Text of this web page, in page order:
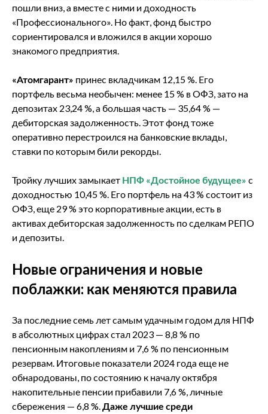
пошли вниз, а вместе с ними и доходность
«Профессионального». Но факт, фонд быстро
сориентировался и вложился в акции хорошо
знакомого предприятия.
«Атомгарант» принес вкладчикам 12,15 %. Его
портфель весьма необычен: менее 15 % в ОФЗ, зато на
депозитах 23,24 %, а большая часть — 35,64 % —
дебиторская задолженность. Этот фонд тоже
оперативно перестроился на банковские вклады,
ставки по которым били рекорды.
Тройку лучших замыкает НПФ «Достойное будущее» с
доходностью 10,45 %. Его портфель на 43 % состоит из
ОФЗ, еще 29 % это корпоративные акции, есть в
активах дебиторская задолженность по сделкам РЕПО
и депозиты.
Новые ограничения и новые
поблажки: как меняются правила
За последние семь лет самым удачным годом для НПФ
в абсолютных цифрах стал 2023 — 8,8 % по
пенсионным накоплениям и 7,6 % по пенсионным
резервам. Итоговые показатели 2024 года еще не
обнародованы, по состоянию к началу октября
накопительные пенсии прибавили 7,6 %, личные
сбережения — 6,8 %.Даже лучшие среди